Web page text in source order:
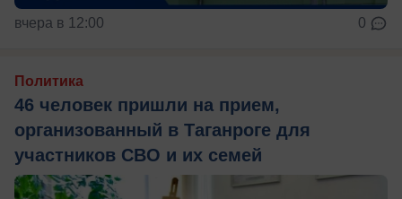
вчера в 12:00 0
Политика
46 человек пришли на прием,
организованный в Таганроге для
участников СВО и их семей